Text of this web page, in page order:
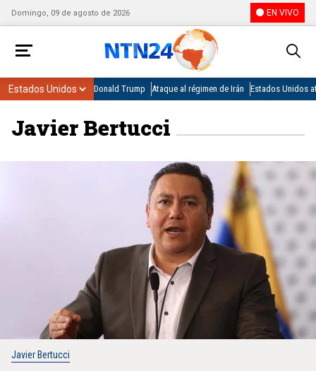
Domingo, 09 de agosto de 2026 EN VIVO
Donald Trump Ataque al régimen de Irán Estados Unidos
Javier Bertucci
Javier Bertucci